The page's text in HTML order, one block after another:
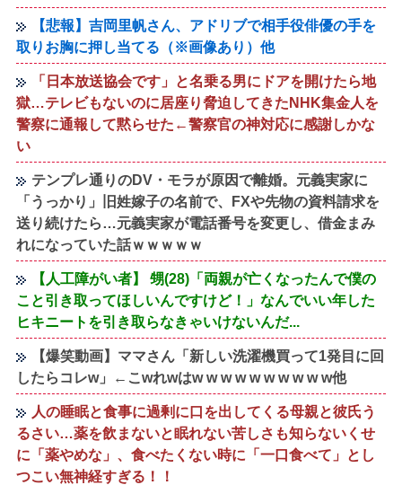
【悲報】吉岡里帆さん、アドリブで相手役俳優の手を
取りお胸に押し当てる（※画像あり）他
「日本放送協会です」と名乗る男にドアを開けたら地
獄…テレビもないのに居座り脅迫してきたNHK集金人を
警察に通報して黙らせた←警察官の神対応に感謝しかな
い
テンプレ通りのDV・モラが原因で離婚。元義実家に
「うっかり」旧姓嫁子の名前で、FXや先物の資料請求を
送り続けたら…元義実家が電話番号を変更し、借金まみ
れになっていた話ｗｗｗｗｗ
【人工障がい者】 甥(28)「両親が亡くなったんで僕の
こと引き取ってほしいんですけど！」なんでいい年した
ヒキニートを引き取らなきゃいけないんだ...
【爆笑動画】ママさん「新しい洗濯機買って1発目に回
したらコレw」←こwれwはw w w w w w w w w w他
人の睡眠と食事に過剰に口を出してくる母親と彼氏う
るさい…薬を飲まないと眠れない苦しさも知らないくせ
に「薬やめな」、食べたくない時に「一口食べて」とし
つこい無神経すぎる！！